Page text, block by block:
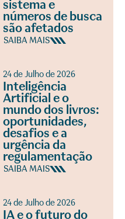
sistema e
números de busca
são afetados
SAIBA MAIS
24 de Julho de 2026
Inteligência
Artificial e o
mundo dos livros:
oportunidades,
desafios e a
urgência da
regulamentação
SAIBA MAIS
24 de Julho de 2026
IA e o futuro do